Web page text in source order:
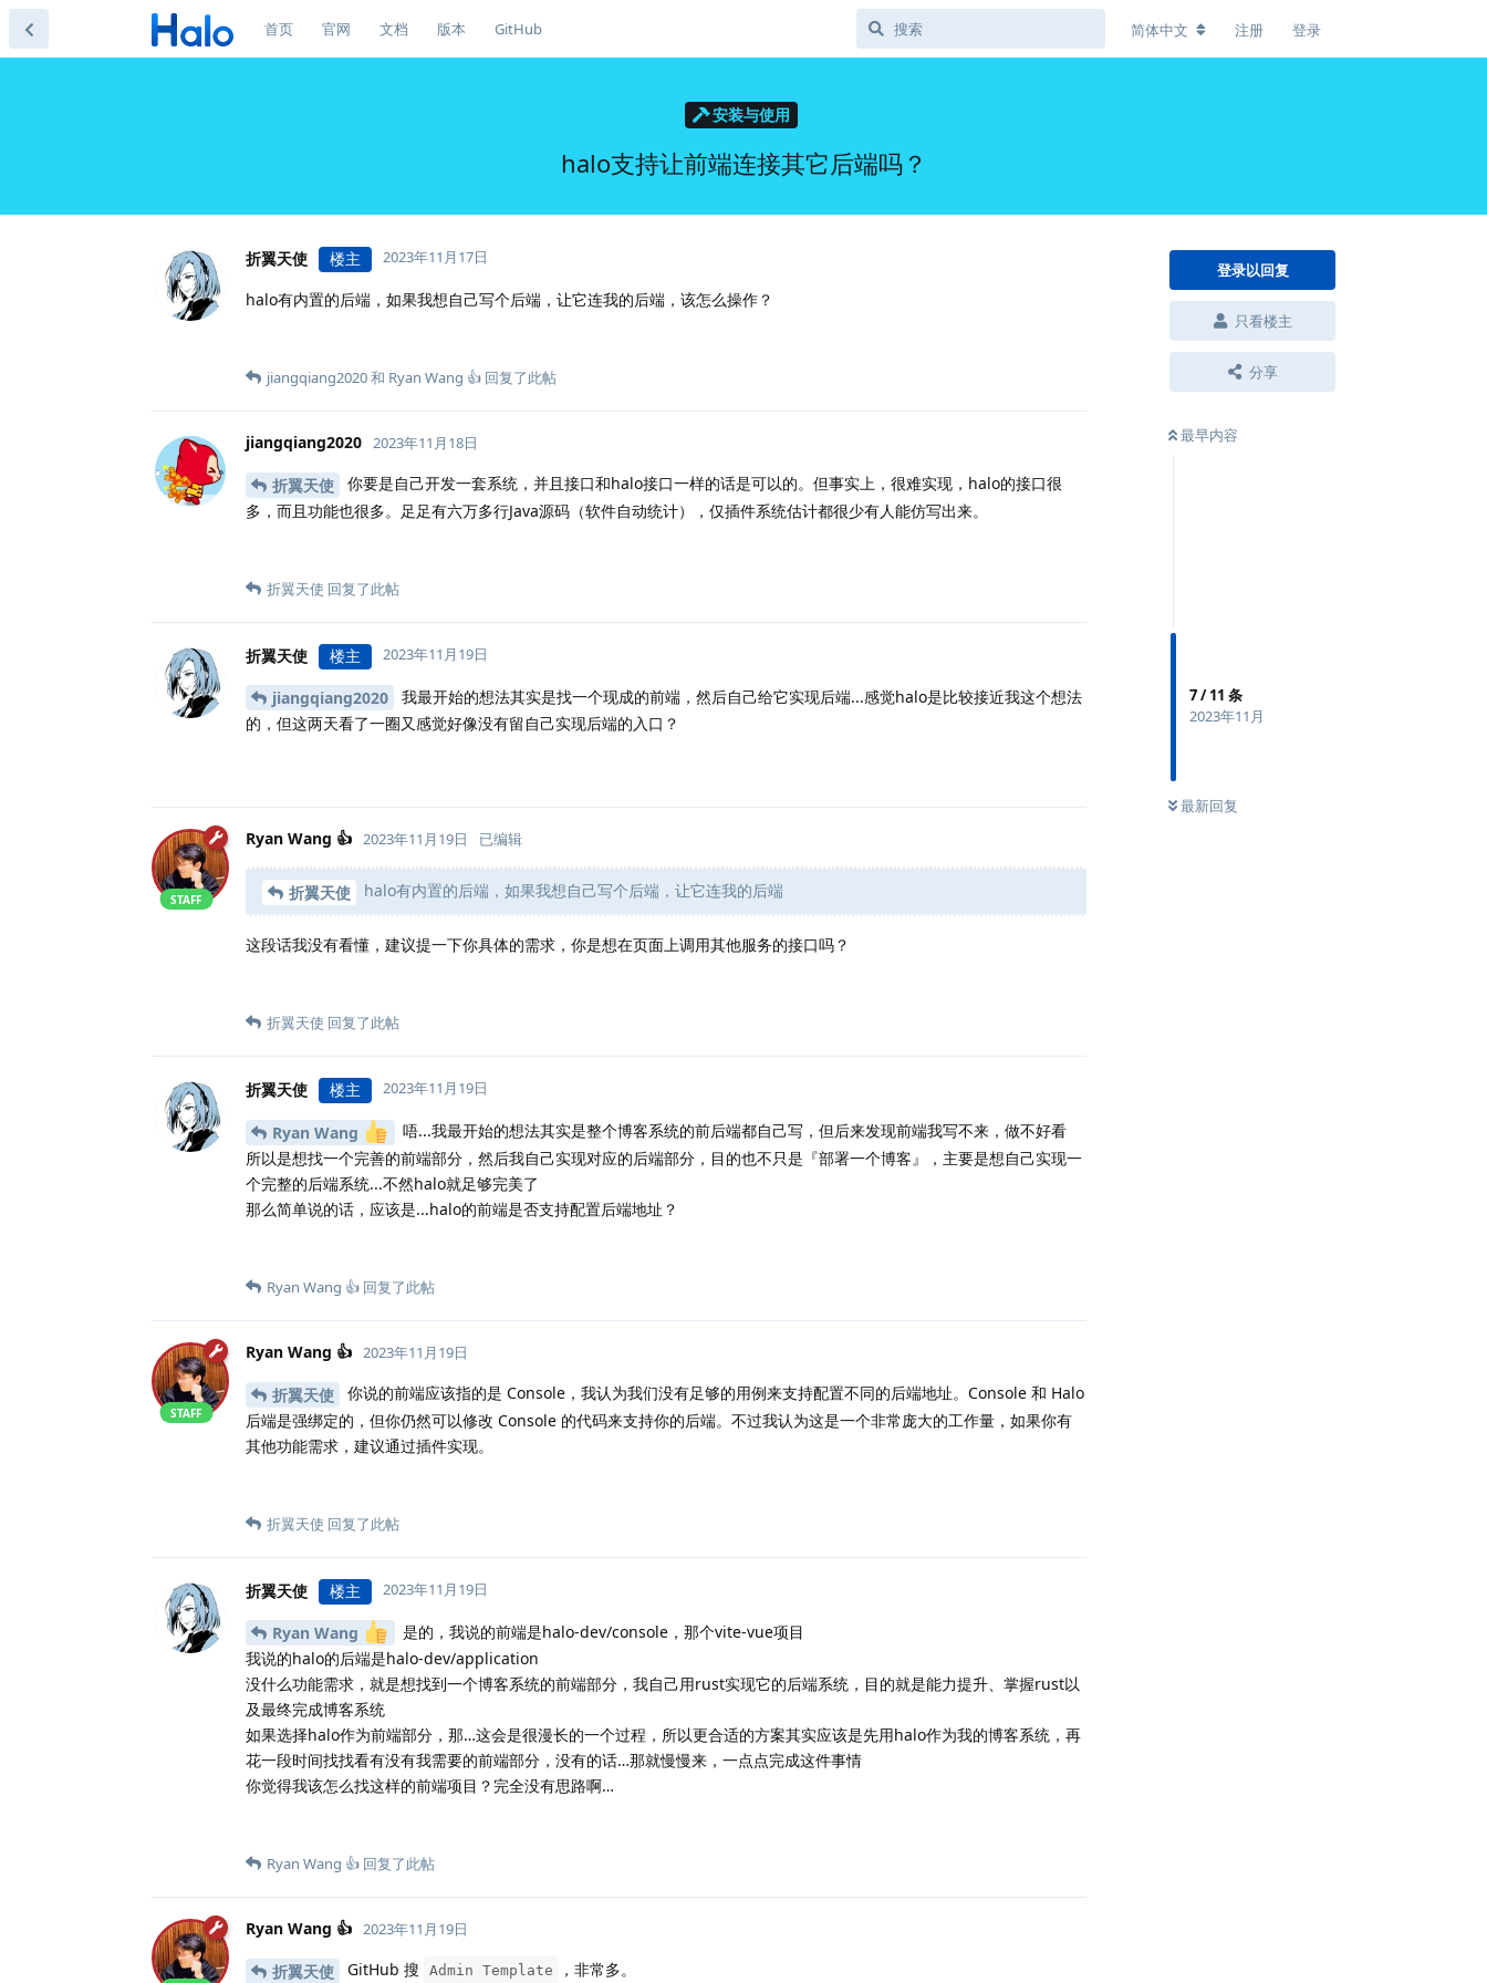
首页 官网 文档 版本 GitHub 简体中文 注册 登录
安装与使用
halo支持让前端连接其它后端吗？
登录以回复
只看楼主
分享
最早内容
7/11 条
2023年11月
最新回复
折翼天使 楼主 2023年11月17日
halo有内置的后端，如果我想自己写个后端，让它连我的后端，该怎么操作？
jiangqiang2020和 Ryan Wang 👍 回复了此帖
jiangqiang2020 2023年11月18日
折翼天使
你要是自己开发一套系统，并且接口和halo接口一样的话是可以的。但事实上，很难实现，halo的接口很
多，而且功能也很多。足足有六万多行Java源码（软件自动统计），仅插件系统估计都很少有人能仿写出来。
折翼天使 回复了此帖
折翼天使 楼主 2023年11月19日
jiangqiang2020
我最开始的想法其实是找一个现成的前端，然后自己给它实现后端...感觉halo是比较接近我这个想法
的，但这两天看了一圈又感觉好像没有留自己实现后端的入口？
Ryan Wang 👍
STAFF
2023年11月19日 已编辑
折翼天使 halo有内置的后端，如果我想自己写个后端，让它连我的后端
这段话我没有看懂，建议提一下你具体的需求，你是想在页面上调用其他服务的接口吗？
折翼天使 回复了此帖
折翼天使 楼主 2023年11月19日
Ryan Wang
唔...我最开始的想法其实是整个博客系统的前后端都自己写，但后来发现前端我写不来，做不好看
所以是想找一个完善的前端部分，然后我自己实现对应的后端部分，目的也不只是『部署一个博客』，主要是想自己实现一
个完整的后端系统...不然halo就足够完美了
那么简单说的话，应该是...halo的前端是否支持配置后端地址？
Ryan Wang 👍 回复了此帖
Ryan Wang 👍
STAFF
2023年11月19日
折翼天使
你说的前端应该指的是 Console，我认为我们没有足够的用例来支持配置不同的后端地址。Console 和 Halo
后端是强绑定的，但你仍然可以修改 Console 的代码来支持你的后端。不过我认为这是一个非常庞大的工作量，如果你有
其他功能需求，建议通过插件实现。
折翼天使 回复了此帖
折翼天使 楼主 2023年11月19日
Ryan Wang
是的，我说的前端是halo-dev/console，那个vite-vue项目
我说的halo的后端是halo-dev/application
没什么功能需求，就是想找到一个博客系统的前端部分，我自己用rust实现它的后端系统，目的就是能力提升、掌握rust以
及最终完成博客系统
如果选择halo作为前端部分，那…这会是很漫长的一个过程，所以更合适的方案其实应该是先用halo作为我的博客系统，再
花一段时间找找看有没有我需要的前端部分，没有的话…那就慢慢来，一点点完成这件事情
你觉得我该怎么找这样的前端项目？完全没有思路啊…
Ryan Wang 👍 回复了此帖
Ryan Wang 👍 2023年11月19日
折翼天使 GitHub 搜 Admin Template ，非常多。